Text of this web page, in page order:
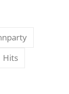
Hits